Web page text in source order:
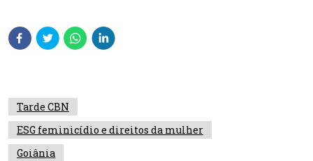
Tarde CBN
ESG feminicídio e direitos da mulher
Goiânia